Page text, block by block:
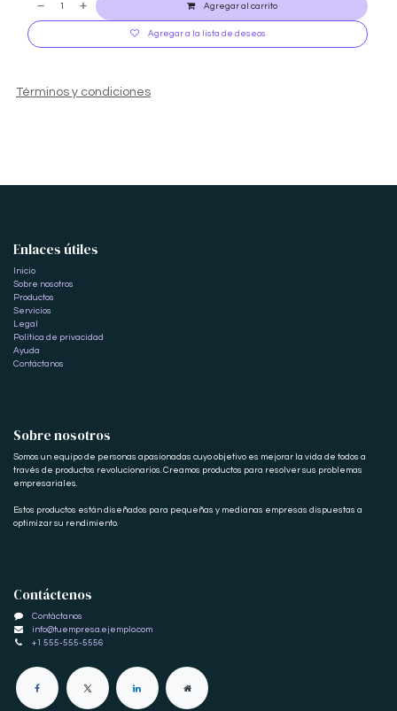
Agregar al carrito
Agregar a la lista de deseos
Términos y condiciones
Enlaces útiles
Inicio
Sobre nosotros
Productos
Servicios
Legal
Política de privacidad
Ayuda
Contáctanos
Sobre nosotros
Somos un equipo de personas apasionadas cuyo objetivo es mejorar la vida de todos a
través de productos revolucionarios. Creamos productos para resolver sus problemas
empresariales.
Estos productos están diseñados para pequeñas y medianas empresas dispuestas a
optimizar su rendimiento.
Contáctenos
Contáctanos
info@tuempresa.ejemplo.com
+1 555-555-5556